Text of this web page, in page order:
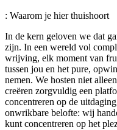
: Waarom je hier thuishoort
In de kern geloven we dat
zijn. In een wereld vol
wrijving, elk moment van
tussen jou en het pure,
nemen. We hosten niet
creëren zorgvuldig een
concentreren op de
onwrikbare belofte: wij
kunt concentreren op het